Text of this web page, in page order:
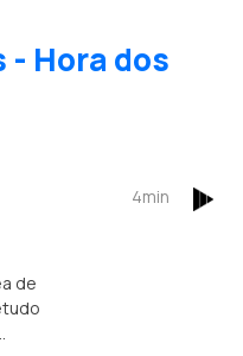
Hora dos
de
4min